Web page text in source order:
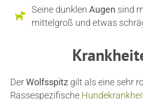
Seine dunklen Augen sind
mittelgroß und etwas
DerWolfsspitz gilt als eine sehr
Rassespezifische